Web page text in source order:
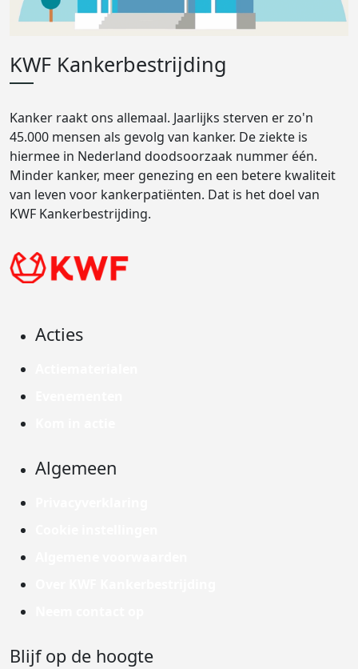
KWF Kankerbestrijding
Kanker raakt ons allemaal. Jaarlijks sterven er zo'n
45.000 mensen als gevolg van kanker. De ziekte is
hiermee in Nederland doodsoorzaak nummer één.
Minder kanker, meer genezing en een betere kwaliteit
van leven voor kankerpatiënten. Dat is het doel van
KWF Kankerbestrijding.
Acties
Algemeen
Blijf op de hoogte